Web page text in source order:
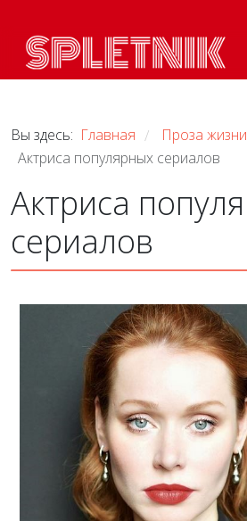
Вы здесь: Главная / Проза жизни
Актриса популярных сериалов
Актриса
сериалов